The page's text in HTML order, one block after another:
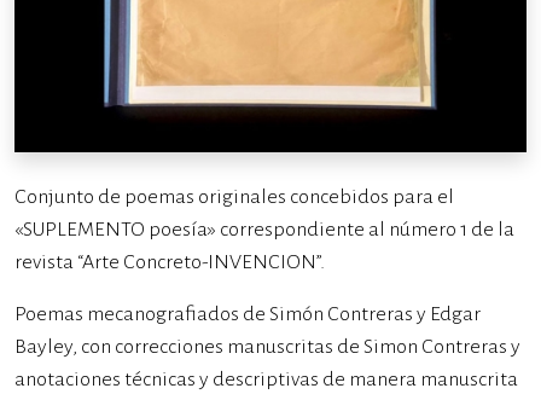
Conjunto de poemas originales concebidos para el
«SUPLEMENTO poesía» correspondiente al número 1 de la
revista “Arte Concreto-INVENCION”.
Poemas mecanografiados de Simón Contreras y Edgar
Bayley, con correcciones manuscritas de Simon Contreras y
anotaciones técnicas y descriptivas de manera manuscrita